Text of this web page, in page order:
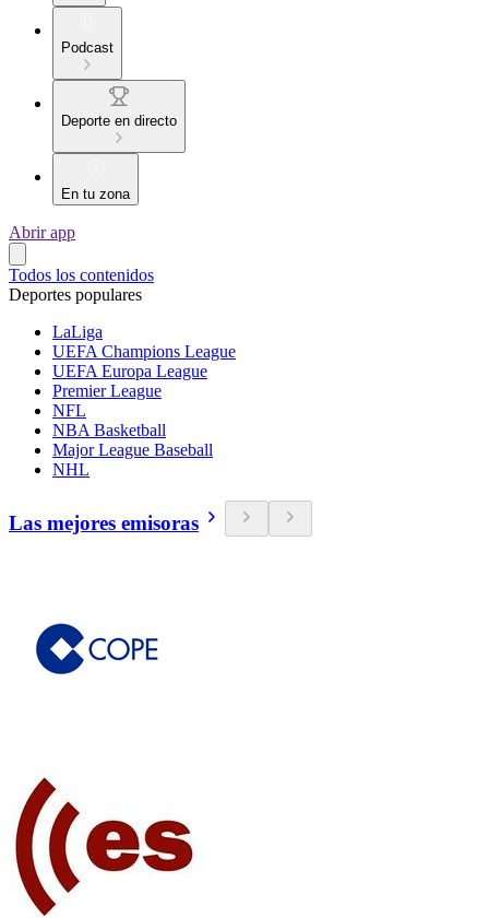
Podcast
Deporte en directo
En tu zona
Abrir app
Todos los contenidos
Deportes populares
LaLiga
UEFA Champions League
UEFA Europa League
Premier League
NFL
NBA Basketball
Major League Baseball
NHL
Las mejores emisoras